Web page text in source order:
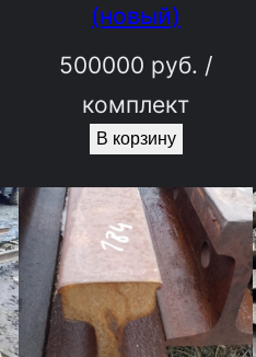
(новый)
500000 руб. /
комплект
В корзину